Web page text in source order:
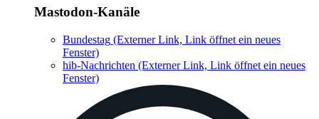
Mastodon-Kanäle
Bundestag (Externer Link, Link öffnet ein neues
Fenster)
hib-Nachrichten (Externer Link, Link öffnet ein neues
Fenster)